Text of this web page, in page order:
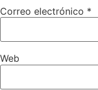
Correo electrónico *
Web